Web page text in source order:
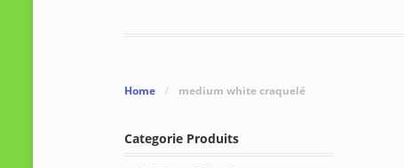
Home / medium white craquelé
Categorie Produits